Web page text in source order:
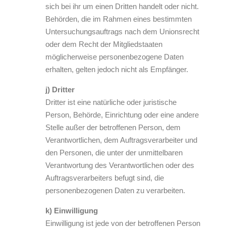
sich bei ihr um einen Dritten handelt oder nicht.
Behörden, die im Rahmen eines bestimmten
Untersuchungsauftrags nach dem Unionsrecht
oder dem Recht der Mitgliedstaaten
möglicherweise personenbezogene Daten
erhalten, gelten jedoch nicht als Empfänger.
j) Dritter
Dritter ist eine natürliche oder juristische
Person, Behörde, Einrichtung oder eine andere
Stelle außer der betroffenen Person, dem
Verantwortlichen, dem Auftragsverarbeiter und
den Personen, die unter der unmittelbaren
Verantwortung des Verantwortlichen oder des
Auftragsverarbeiters befugt sind, die
personenbezogenen Daten zu verarbeiten.
k) Einwilligung
Einwilligung ist jede von der betroffenen Person